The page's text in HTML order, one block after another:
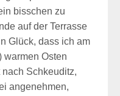
bisschen zu
auf der Terrasse
Glück, dass ich am
warmen Osten
Schkeuditz,
angenehmen,